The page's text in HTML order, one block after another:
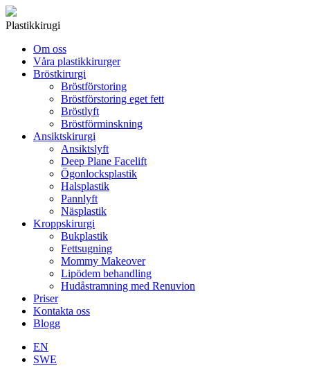
Plastikkirugi
Om oss
Våra plastikkirurger
Bröstkirurgi
Bröstförstoring
Bröstförstoring eget fett
Bröstlyft
Bröstförminskning
Ansiktskirurgi
Ansiktslyft
Deep Plane Facelift
Ögonlocksplastik
Halsplastik
Pannlyft
Näsplastik
Kroppskirurgi
Bukplastik
Fettsugning
Mommy Makeover
Lipödem behandling
Hudåstramning med Renuvion
Priser
Kontakta oss
Blogg
EN
SWE